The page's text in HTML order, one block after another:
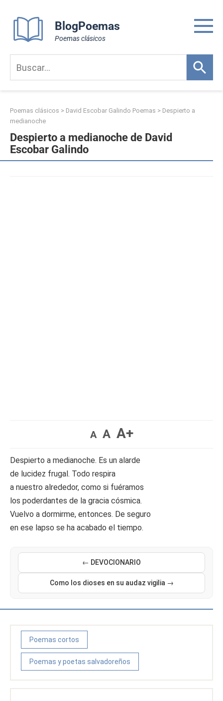
content
BlogPoemas
Poemas clásicos
Poemas clásicos > David Escobar Galindo Poemas > Despierto a
medianoche
Despierto a medianoche de David
Escobar Galindo
A A A+
Despierto a medianoche. Es un alarde
de lucidez frugal. Todo respira
a nuestro alrededor, como si fuéramos
los poderdantes de la gracia cósmica.
Vuelvo a dormirme, entonces. De seguro
en ese lapso se ha acabado el tiempo.
← DEVOCIONARIO
Como los dioses en su audaz vigilia →
Poemas cortos
Poemas y poetas salvadoreños